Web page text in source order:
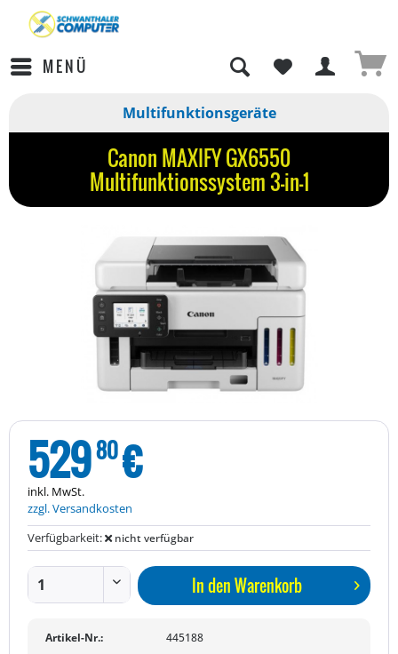
MENÜ
Multifunktionsgeräte
Canon MAXIFY GX6550
Multifunktionssystem 3-in-1
52980€
inkl. MwSt.
zzgl. Versandkosten
Verfügbarkeit:
nicht verfügbar
In denWarenkorb
Artikel-Nr.:
445188